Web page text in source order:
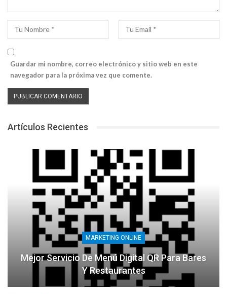
Guardar mi nombre, correo electrónico y sitio web en este
navegador para la próxima vez que comente.
Artículos Recientes
MARKETING ONLINE
Mejor Servicio De Menú Digital QR Para Bares
Y Restaurantes